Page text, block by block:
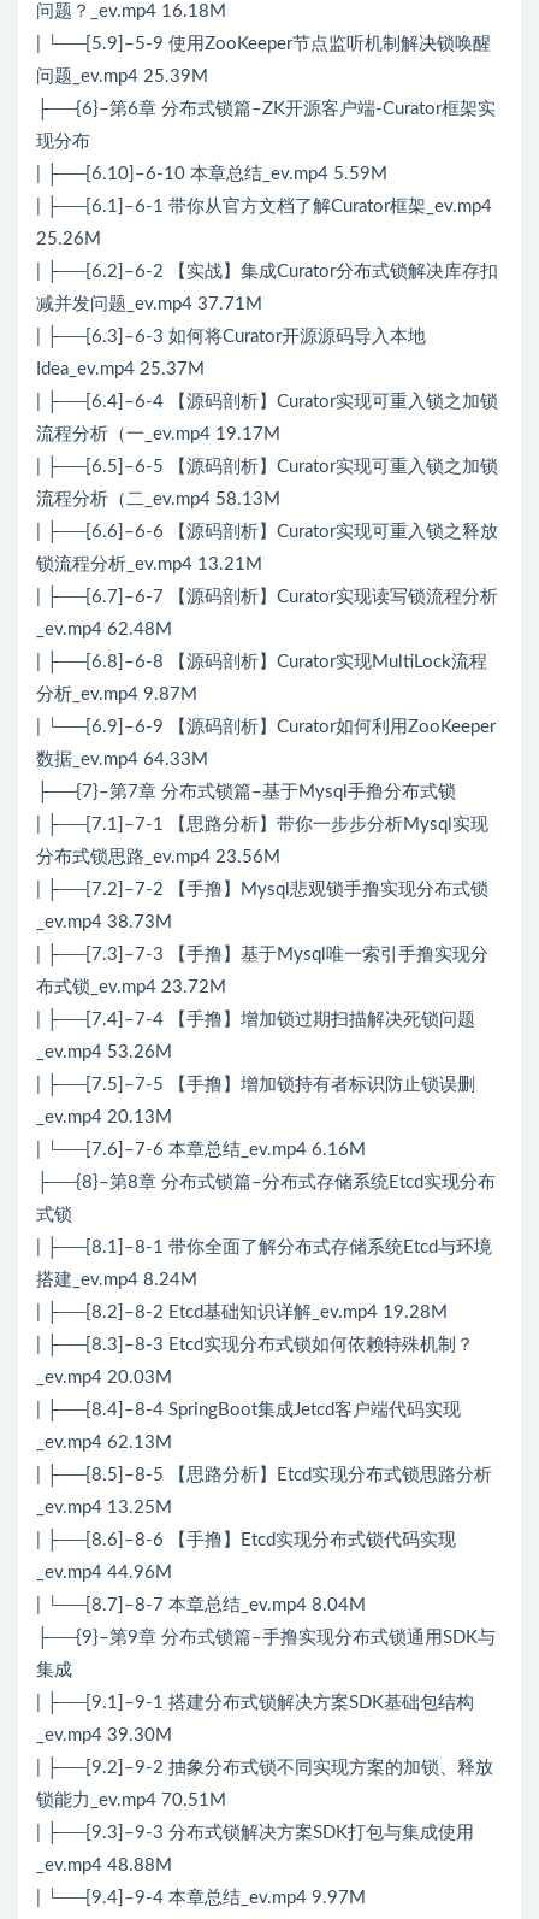
问题？_ev.mp4 16.18M
| └──[5.9]–5-9 使用ZooKeeper节点监听机制解决锁唤醒
问题_ev.mp4 25.39M
├──{6}–第6章 分布式锁篇–ZK开源客户端-Curator框架实
现分布
| ├──[6.10]–6-10 本章总结_ev.mp4 5.59M
| ├──[6.1]–6-1 带你从官方文档了解Curator框架_ev.mp4
25.26M
| ├──[6.2]–6-2 【实战】集成Curator分布式锁解决库存扣
减并发问题_ev.mp4 37.71M
| ├──[6.3]–6-3 如何将Curator开源源码导入本地
Idea_ev.mp4 25.37M
| ├──[6.4]–6-4 【源码剖析】Curator实现可重入锁之加锁
流程分析（一_ev.mp4 19.17M
| ├──[6.5]–6-5 【源码剖析】Curator实现可重入锁之加锁
流程分析（二_ev.mp4 58.13M
| ├──[6.6]–6-6 【源码剖析】Curator实现可重入锁之释放
锁流程分析_ev.mp4 13.21M
| ├──[6.7]–6-7 【源码剖析】Curator实现读写锁流程分析
_ev.mp4 62.48M
| ├──[6.8]–6-8 【源码剖析】Curator实现MultiLock流程
分析_ev.mp4 9.87M
| └──[6.9]–6-9 【源码剖析】Curator如何利用ZooKeeper
数据_ev.mp4 64.33M
├──{7}–第7章 分布式锁篇–基于Mysql手撸分布式锁
| ├──[7.1]–7-1 【思路分析】带你一步步分析Mysql实现
分布式锁思路_ev.mp4 23.56M
| ├──[7.2]–7-2 【手撸】Mysql悲观锁手撸实现分布式锁
_ev.mp4 38.73M
| ├──[7.3]–7-3 【手撸】基于Mysql唯一索引手撸实现分
布式锁_ev.mp4 23.72M
| ├──[7.4]–7-4 【手撸】增加锁过期扫描解决死锁问题
_ev.mp4 53.26M
| ├──[7.5]–7-5 【手撸】增加锁持有者标识防止锁误删
_ev.mp4 20.13M
| └──[7.6]–7-6 本章总结_ev.mp4 6.16M
├──{8}–第8章 分布式锁篇–分布式存储系统Etcd实现分布
式锁
| ├──[8.1]–8-1 带你全面了解分布式存储系统Etcd与环境
搭建_ev.mp4 8.24M
| ├──[8.2]–8-2 Etcd基础知识详解_ev.mp4 19.28M
| ├──[8.3]–8-3 Etcd实现分布式锁如何依赖特殊机制？
_ev.mp4 20.03M
| ├──[8.4]–8-4 SpringBoot集成Jetcd客户端代码实现
_ev.mp4 62.13M
| ├──[8.5]–8-5 【思路分析】Etcd实现分布式锁思路分析
_ev.mp4 13.25M
| ├──[8.6]–8-6 【手撸】Etcd实现分布式锁代码实现
_ev.mp4 44.96M
| └──[8.7]–8-7 本章总结_ev.mp4 8.04M
├──{9}–第9章 分布式锁篇–手撸实现分布式锁通用SDK与
集成
| ├──[9.1]–9-1 搭建分布式锁解决方案SDK基础包结构
_ev.mp4 39.30M
| ├──[9.2]–9-2 抽象分布式锁不同实现方案的加锁、释放
锁能力_ev.mp4 70.51M
| ├──[9.3]–9-3 分布式锁解决方案SDK打包与集成使用
_ev.mp4 48.88M
| └──[9.4]–9-4 本章总结_ev.mp4 9.97M